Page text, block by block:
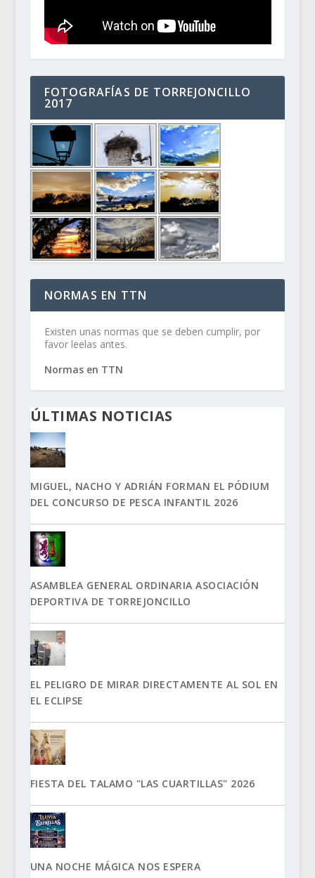
FOTOGRAFÍAS DE TORREJONCILLO
2017
NORMAS EN TTN
Existen unas normas que se deben cumplir, por
favor leelas antes.
Normas en TTN
ÚLTIMAS NOTICIAS
MIGUEL, NACHO Y ADRIÁN FORMAN EL PÓDIUM
DEL CONCURSO DE PESCA INFANTIL 2026
ASAMBLEA GENERAL ORDINARIA ASOCIACIÓN
DEPORTIVA DE TORREJONCILLO
EL PELIGRO DE MIRAR DIRECTAMENTE AL SOL EN
EL ECLIPSE
FIESTA DEL TALAMO "LAS CUARTILLAS" 2026
UNA NOCHE MÁGICA NOS ESPERA